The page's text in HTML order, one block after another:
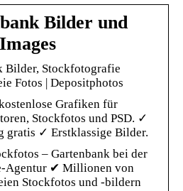
Bilder und
Bilder, Stockfotografie
Fotos | Depositphotos
Grafiken für
Stockfotos und PSD. ✓
gratis ✓ Erstklassige Bilder.
– Gartenbank bei der
Agentur ✔ Millionen von
Stockfotos und -bildern